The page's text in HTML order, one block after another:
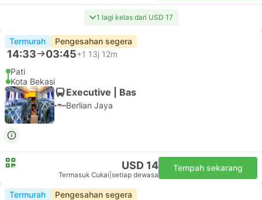
1 lagi kelas dari USD 17
Termurah Pengesahan segera
14:33 03:45+1 13j 12m
Pati
Kota Bekasi
Executive | Bas
Berlian Jaya
USD 14
Termasuk Cukai setiap dewasa
Tempah sekarang
Termurah Pengesahan segera